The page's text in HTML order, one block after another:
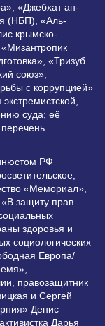
«Джебхат ан-
(НБП), «Аль-
крымско-
«Тризуб
союз»,
с коррупцией»
суда; её
РФ
«Мемориал»,
защиту прав
здоровья и
социологических
Европа/
правозащитник
и Сергей
Денис
Дарья